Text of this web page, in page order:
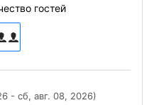
гостей
- сб, авг. 08, 2026)